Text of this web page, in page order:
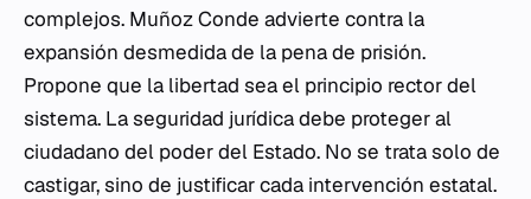
complejos. Muñoz Conde advierte contra la
expansión desmedida de la pena de prisión.
Propone que la libertad sea el principio rector del
sistema. La seguridad jurídica debe proteger al
ciudadano del poder del Estado. No se trata solo de
castigar, sino de justificar cada intervención estatal.